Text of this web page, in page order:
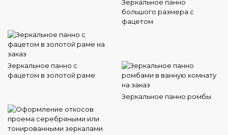
Зеркальное панно
большого размера с
фацетом
Зеркальное панно с
фацетом в золотой раме
Зеркальное панно ромбы